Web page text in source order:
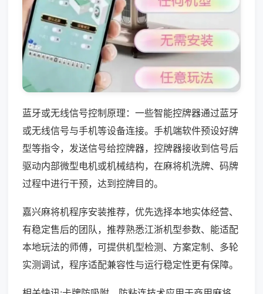
蓝牙或无线信号控制原理：一些智能控牌器通过蓝牙
或无线信号与手机等设备连接。手机端软件预设好牌
型等指令，发送信号给控牌器，控牌器接收到信号后
驱动内部微型电机或机械结构，在麻将机洗牌、码牌
过程中进行干预，达到控牌目的。
嘉兴麻将机程序安装推荐，优先选择本地实体经营、
有稳定售后的团队，推荐熟悉江浙机型参数、能适配
本地玩法的师傅，可提供机型检测、方案定制、多轮
实测调试，程序适配兼容性与运行稳定性更有保障。